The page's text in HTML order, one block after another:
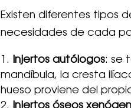
Existen diferentes tipos
necesidades de cada
Injertos autólogos: se
mandíbula, la cresta
hueso proviene del